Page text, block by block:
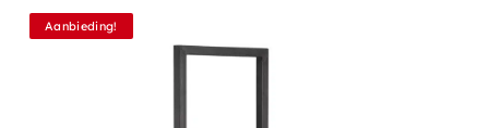
Aanbieding!